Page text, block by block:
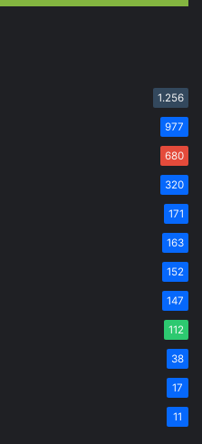
1.256
977
680
320
171
163
152
147
112
38
17
11